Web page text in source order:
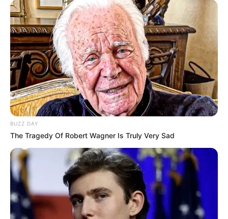
BUZZ DAY
The Tragedy Of Robert Wagner Is Truly Very Sad